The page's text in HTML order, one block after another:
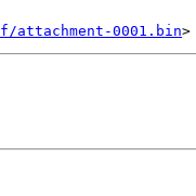
attachment-0001.bin